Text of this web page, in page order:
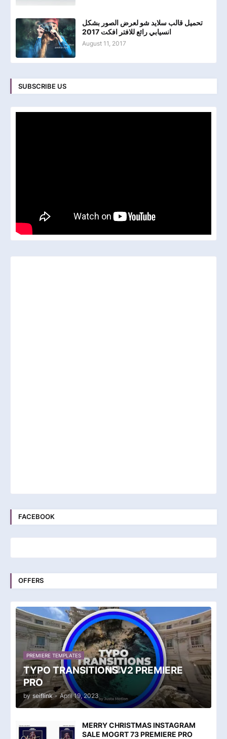
تحميل قالب سلايد شو لعرض الصور بشكل
انسيابي رائع للافتر افكت 2017
August 11, 2017
SUBSCRIBE US
FACEBOOK
OFFERS
PREMIERE TEMPLATES
TYPO TRANSITIONS V2 PREMIERE
PRO
by seiflink - April 19, 2023
MERRY CHRISTMAS INSTAGRAM
SALE MOGRT 73 PREMIERE PRO